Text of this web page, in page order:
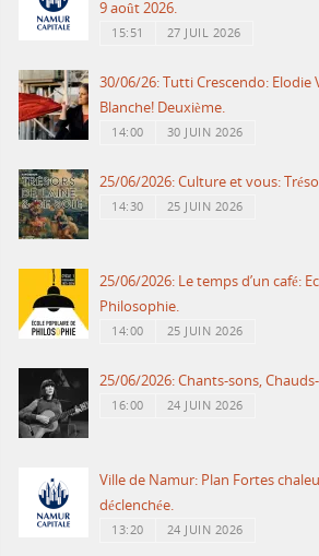
9 août 2026.
15:51 27 JUIL 2026
30/06/26: Tutti Crescendo: Elodie
Blanche! Deuxième.
14:00 30 JUIN 2026
25/06/2026: Culture et vous:
14:30 25 JUIN 2026
25/06/2026: Le temps d’un café:
Philosophie.
14:00 25 JUIN 2026
25/06/2026: Chants-sons,
16:00 24 JUIN 2026
Ville de Namur: Plan Fortes
déclenchée.
13:20 24 JUIN 2026